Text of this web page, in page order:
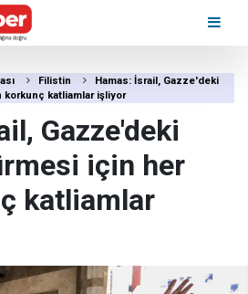
Filistin
Hamas: İsrail, Gazze'deki
katliamlar işliyor
Gazze'deki
için her
katliamlar